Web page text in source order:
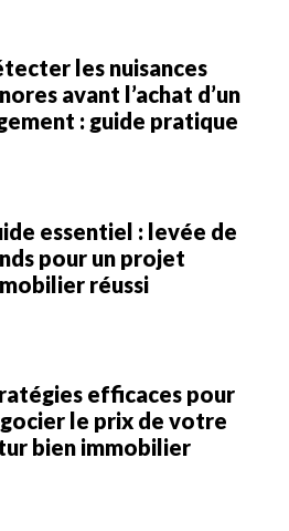
les nuisances
avant l’achat d’un
: guide pratique
essentiel : levée de
pour un projet
réussi
efficaces pour
le prix de votre
bien immobilier